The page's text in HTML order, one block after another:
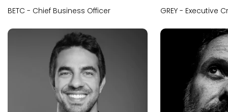
BETC - Chief Business Officer GREY - Executive